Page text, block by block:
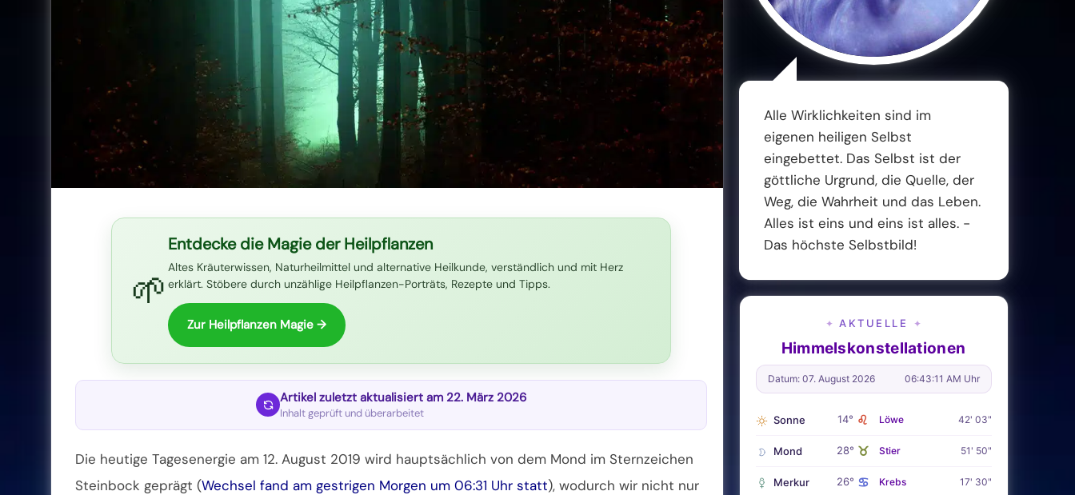
🌱
Entdecke die Magie der Heilpflanzen
Altes Kräuterwissen, Naturheilmittel und alternative Heilkunde, verständlich und mit Herz
erklärt. Stöbere durch unzählige Heilpflanzen-Porträts, Rezepte und Tipps.
Zur Heilpflanzen Magie →
Artikel zuletzt aktualisiert am 22. März 2026
Inhalt geprüft und überarbeitet
Die heutige Tagesenergie am 12. August 2019 wird hauptsächlich von dem Mond im Sternzeichen
Steinbock geprägt (Wechsel fand am gestrigen Morgen um 06:31 Uhr statt), wodurch wir nicht nur
Alle Wirklichkeiten sind im
eigenen heiligen Selbst
eingebettet. Das Selbst ist der
göttliche Urgrund, die Quelle, der
Weg, die Wahrheit und das Leben.
Alles ist eins und eins ist alles. -
Das höchste Selbstbild!
✦ AKTUELLE ✦
Himmelskonstellationen
Datum: 07. August 2026 06:43:12 AM Uhr
Sonne 14° ♌ Löwe 42' 03"
Mond 28° ♉ Stier 51' 50"
Merkur 26° ♋ Krebs 17' 30"